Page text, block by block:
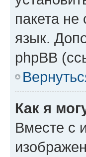
пакета
язык.
phpBB
Как я
Вместе с